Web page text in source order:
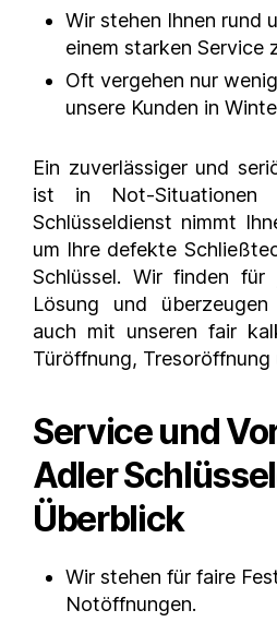
Wir stehen Ihnen rund
einem starken Service
Oft vergehen nur
unsere Kunden in
Ein zuverlässiger und
ist in Not-Situationen
Schlüsseldienst nimmt
um Ihre defekte
Schlüssel. Wir finden
Lösung und
auch mit unseren fair
Türöffnung, Tresoröffnung
Service und
Adler
Überblick
Wir stehen für faire
Notöffnungen.